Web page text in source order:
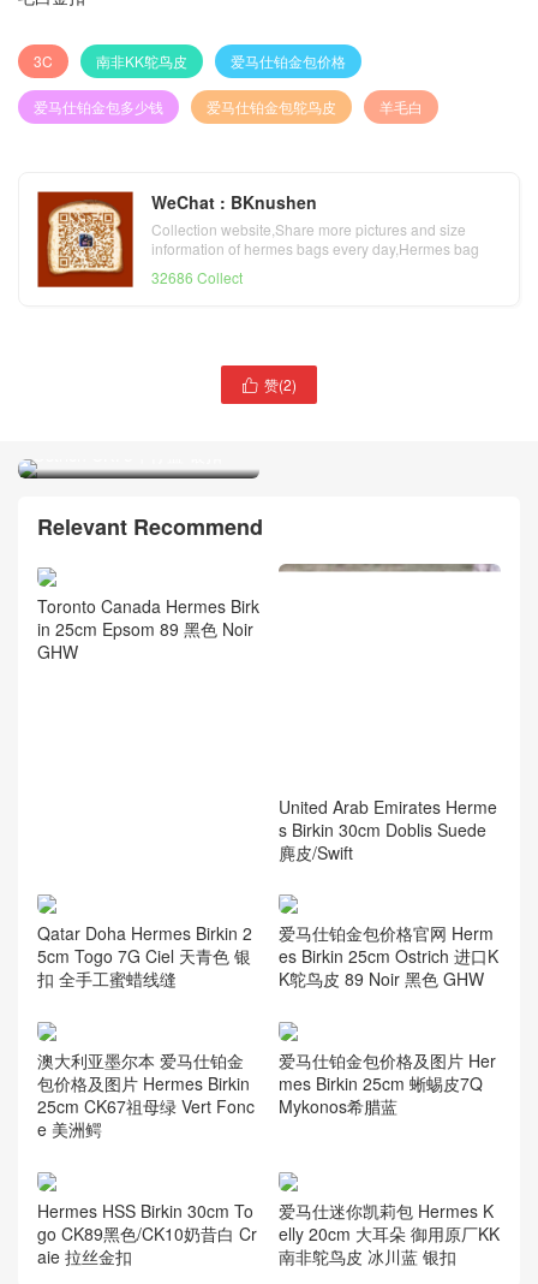
3C 南非KK鸵鸟皮 爱马仕铂金包价格
爱马仕铂金包多少钱 爱马仕铂金包鸵鸟皮 羊毛白
WeChat : BKnushen
Collection website,Share more pictures and size
information of hermes bags every day,Hermes bag
32686 Collect
 赞(2)
爱马仕凯莉包Hermes Kelly
25 bag南非kk 鸵鸟皮
Ostrich 3C羊毛白
Relevant Recommend
Toronto Canada Hermes Birk
in 25cm Epsom 89 黑色 Noir
GHW
United Arab Emirates Herme
s Birkin 30cm Doblis Suede
麂皮/Swift
Qatar Doha Hermes Birkin 2
5cm Togo 7G Ciel 天青色 银
扣 全手工蜜蜡线缝
爱马仕铂金包价格官网 Herm
es Birkin 25cm Ostrich 进口K
K鸵鸟皮 89 Noir 黑色 GHW
澳大利亚墨尔本 爱马仕铂金
包价格及图片 Hermes Birkin
25cm CK67祖母绿 Vert Fonc
e 美洲鳄
爱马仕铂金包价格及图片 Her
mes Birkin 25cm 蜥蜴皮7Q
Mykonos希腊蓝
Hermes HSS Birkin 30cm To
go CK89黑色/CK10奶昔白 Cr
aie 拉丝金扣
爱马仕迷你凯莉包 Hermes K
elly 20cm 大耳朵 御用原厂KK
南非鸵鸟皮 冰川蓝 银扣